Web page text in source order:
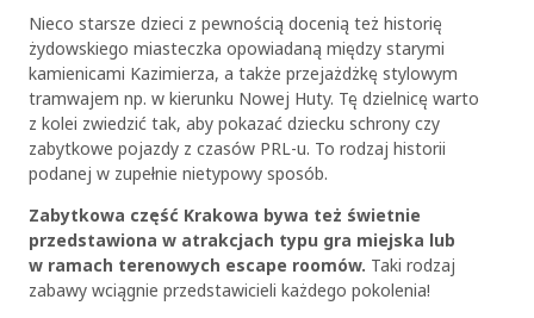
Nieco starsze dzieci z pewnością docenią też historię
żydowskiego miasteczka opowiadaną między starymi
kamienicami Kazimierza, a także przejażdżkę stylowym
tramwajem np. w kierunku Nowej Huty. Tę dzielnicę warto
z kolei zwiedzić tak, aby pokazać dziecku schrony czy
zabytkowe pojazdy z czasów PRL-u. To rodzaj historii
podanej w zupełnie nietypowy sposób.
Zabytkowa część Krakowa bywa też świetnie
przedstawiona w atrakcjach typu gra miejska lub
w ramach terenowych escape roomów. Taki rodzaj
zabawy wciągnie przedstawicieli każdego pokolenia!